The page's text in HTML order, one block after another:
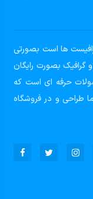
ها است بصورتی
بصورت رایگان
حرفه ای است که
0 تا 100 توسط تیم ما طراحی و در فروشگاه